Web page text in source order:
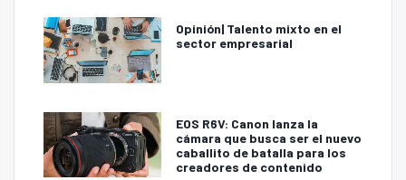
Opinión| Talento mixto en el
sector empresarial
EOS R6V: Canon lanza la
cámara que busca ser el nuevo
caballito de batalla para los
creadores de contenido